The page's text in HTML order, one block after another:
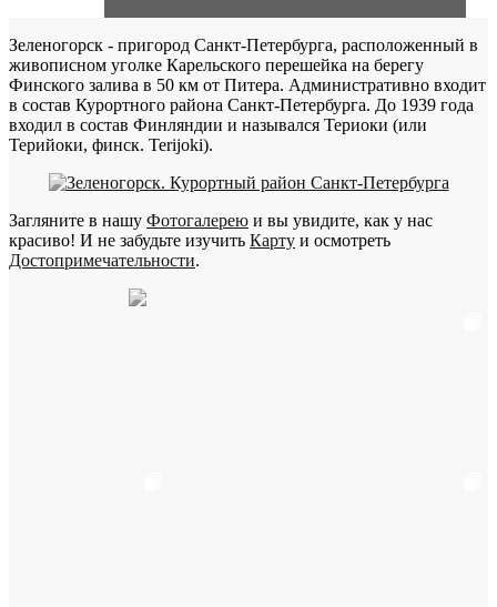
Зеленогорск - пригород Санкт-Петербурга, расположенный в
живописном уголке Карельского перешейка на берегу
Финского залива в 50 км от Питера. Административно входит
в состав Курортного района Санкт-Петербурга. До 1939 года
входил в состав Финляндии и назывался Териоки (или
Терийоки, финск. Terijoki).
Загляните в нашу Фотогалерею и вы увидите, как у нас
красиво! И не забудьте изучить Карту и осмотреть
Достопримечательности.